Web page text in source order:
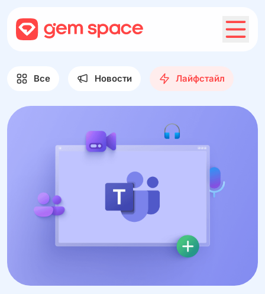
Все Новости Лайфстайл